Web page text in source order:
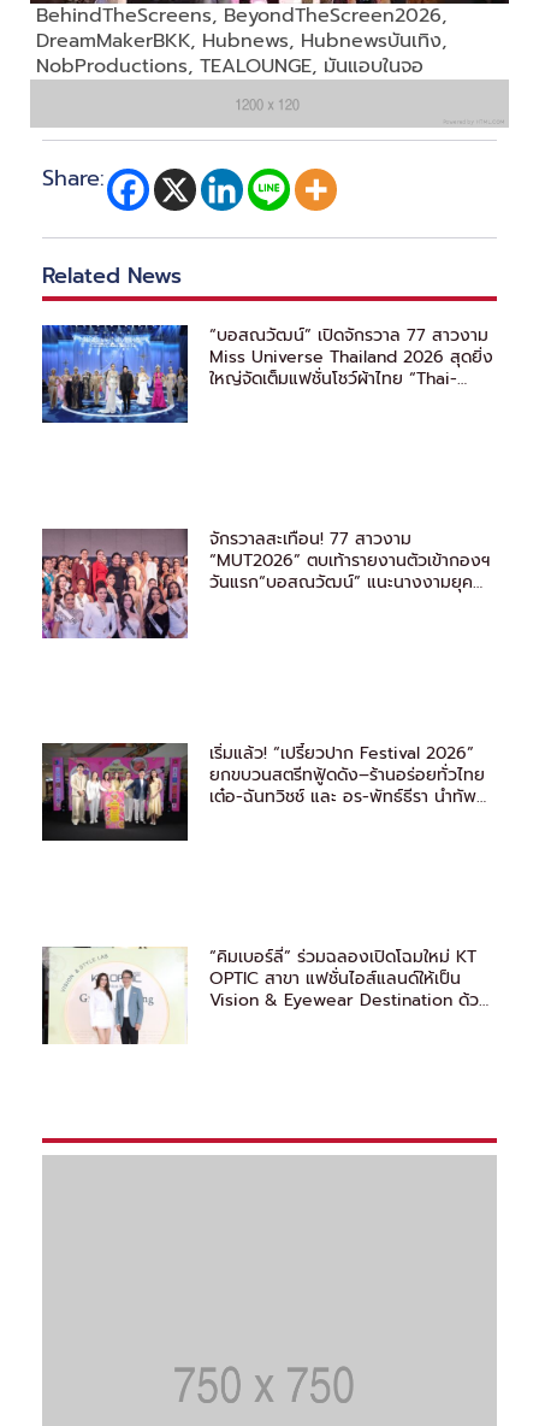
BehindTheScreens, BeyondTheScreen2026,
DreamMakerBKK, Hubnews, Hubnewsบันเทิง,
NobProductions, TEALOUNGE, มันแอบในจอ
Share:
Related News
“บอสณวัฒน์” เปิดจักรวาล 77 สาวงาม
Miss Universe Thailand 2026 สุดยิ่ง
ใหญ่จัดเต็มแฟชั่นโชว์ผ้าไทย “Thai-
จักรวาลสะเทือน! 77 สาวงาม
“MUT2026” ตบเท้ารายงานตัวเข้ากองฯ
วันแรก“บอสณวัฒน์” แนะนางงามยุค
เริ่มแล้ว! “เปรี้ยวปาก Festival 2026”
ยกขบวนสตรีทฟู้ดดัง–ร้านอร่อยทั่วไทย
เต๋อ-ฉันทวิชช์ และ อร-พัทธ์ธีรา นำทัพ
“คิมเบอร์ลี่” ร่วมฉลองเปิดโฉมใหม่ KT
OPTIC สาขา แฟชั่นไอส์แลนด์ให้เป็น
Vision & Eyewear Destination ด้วย